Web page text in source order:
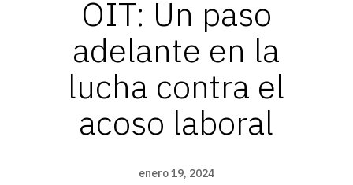
OIT: Un paso
adelante en la
lucha contra el
acoso laboral
enero 19, 2024